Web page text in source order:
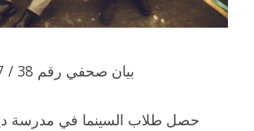
بيان صحفي رقم 38 / 17 أبريل 2024
حصل طلاب السينما في مدرسة